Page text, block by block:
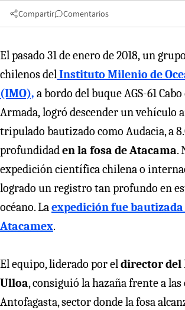
Compartir Comentarios
El pasado 31 de enero de 2018, un
chilenos delInstituto Milenio de
(IMO), a bordo del buque AGS-61
Armada, logró descender un vehículo
tripulado bautizado como Audacia, a
profundidaden la fosa de Atacama.
expedición científica chilena o
logrado un registro tan profundo en
océano. Laexpedición fue bautizada
Atacamex.
El equipo, liderado por eldirector del
Ulloa, consiguió la hazaña frente a las
Antofagasta, sector donde la fosa